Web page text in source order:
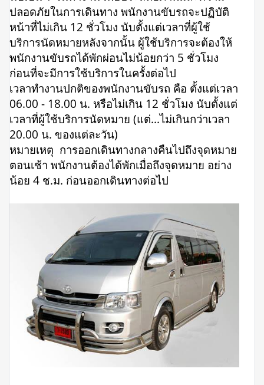
ปลอดภัยในการเดินทาง พนักงานขับรถจะปฏิบัติ
หน้าที่ไม่เกิน 12 ชั่วโมง นับตั้งแต่เวลาที่ผู้ใช้
บริการนัดหมายหลังจากนั้น ผู้ใช้บริการจะต้องให้
พนักงานขับรถได้พักผ่อนไม่น้อยกว่า 5 ชั่วโมง
ก่อนที่จะมีการใช้บริการในครั้งต่อไป
เวลาทำงานปกติของพนักงานขับรถ คือ ตั้งแต่เวลา
06.00 - 18.00 น. หรือไม่เกิน 12 ชั่วโมง นับตั้งแต่
เวลาที่ผู้ใช้บริการนัดหมาย (แต่...ไม่เกินกว่าเวลา
20.00 น. ของแต่ละวัน)
หมายเหตุ การออกเดินทางกลางคืนไปถึงจุดหมาย
ตอนเช้า พนักงานต้องได้พักเมื่อถึงจุดหมาย อย่าง
น้อย 4 ช.ม. ก่อนออกเดินทางต่อไป